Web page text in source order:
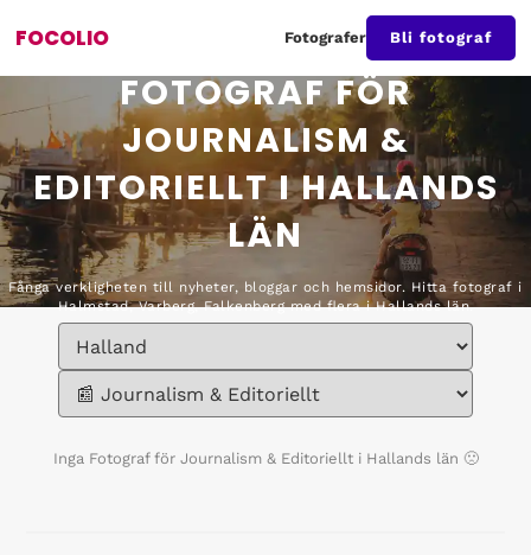
FOCOLIO Fotografer Bli fotograf
FOTOGRAF FÖR
JOURNALISM &
EDITORIELLT I HALLANDS
LÄN
Fånga verkligheten till nyheter, bloggar och hemsidor. Hitta fotograf i
Halmstad, Varberg, Falkenberg med flera i Hallands län.
Inga Fotograf för Journalism & Editoriellt i Hallands län 🙁